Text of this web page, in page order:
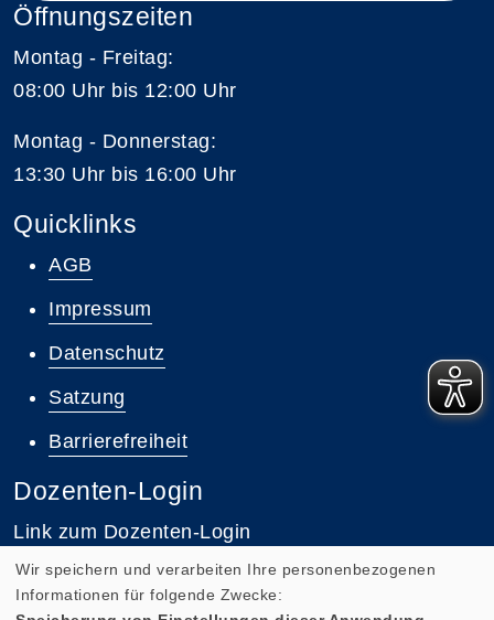
Öffnungszeiten
Montag - Freitag:
08:00 Uhr bis 12:00 Uhr
Montag - Donnerstag:
13:30 Uhr bis 16:00 Uhr
Quicklinks
AGB
Impressum
Datenschutz
Satzung
Barrierefreiheit
Dozenten-Login
Link zum Dozenten-Login
Wir speichern und verarbeiten Ihre personenbezogenen
Informationen für folgende Zwecke: